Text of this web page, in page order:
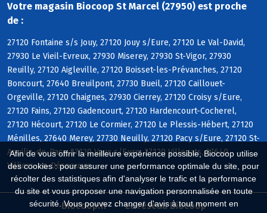
Afin de vous offrir la meilleure expérience possible, Biocoop utilise
des cookies : pour assurer une performance optimale du site, pour
récolter des statistiques afin d'analyser le trafic et la performance
du site et vous proposer une navigation personnalisée en toute
sécurité. Vous pouvez changer d'avis à tout moment en
Votre magasin Biocoop St Marcel (27950) est proche
de :
27120 Fontaine s/s Jouy, 27120 Jouy s/Eure, 27120 Le Val-David,
27930 Le Vieil-Evreux, 27930 Miserey, 27930 St-Vigor, 27930
Reuilly, 27120 Aigleville, 27120 Boisset-les-Prévanches, 27120
Boncourt, 27640 Breuilpont, 27730 Bueil, 27120 Caillouet-
Orgeville, 27120 Chaignes, 27930 Cierrey, 27120 Croisy s/Eure,
27120 Fains, 27120 Gadencourt, 27120 Hardencourt-Cocherel,
27120 Hécourt, 27120 Le Cormier, 27120 Le Plessis-Hébert, 27120
Ménilles, 27640 Merey, 27730 Neuilly, 27120 Pacy s/Eure, 27120 St-
Aquilin-de-Pacy, 27120 Vaux s/Eure, 27120 Villegats, 27640
Villiers-en-Désoeuvre
Biocoop.fr Le réseau Biocoop